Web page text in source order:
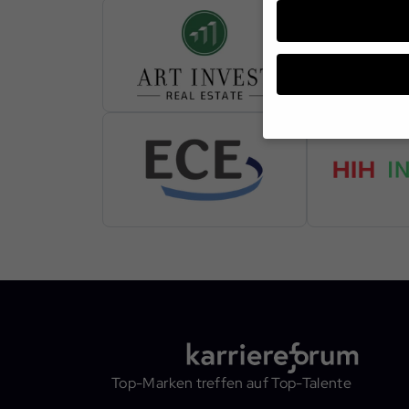
Top-Marken treffen auf Top-Talente
Wenn Sie unter 16
Alle akzeptieren